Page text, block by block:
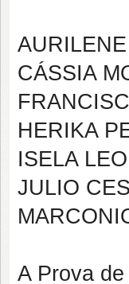
CÁSSIA
HERIKA
ISELA
JULIO
A Prova